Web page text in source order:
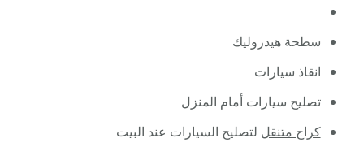
سطحة هيدروليك
انقاذ سيارات
تصليح سيارات أمام المنزل
كراج متنقل لتصليح السيارات عند البيت